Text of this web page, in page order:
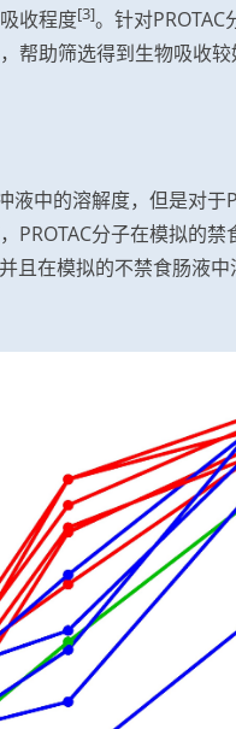
收程度[3]。针对
助筛选得到生物吸收较
中的溶解度，但是对于
分子在模拟的禁
且在模拟的不禁食肠液